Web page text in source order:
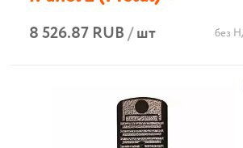
В корзину
8 526.87 RUB/шт без